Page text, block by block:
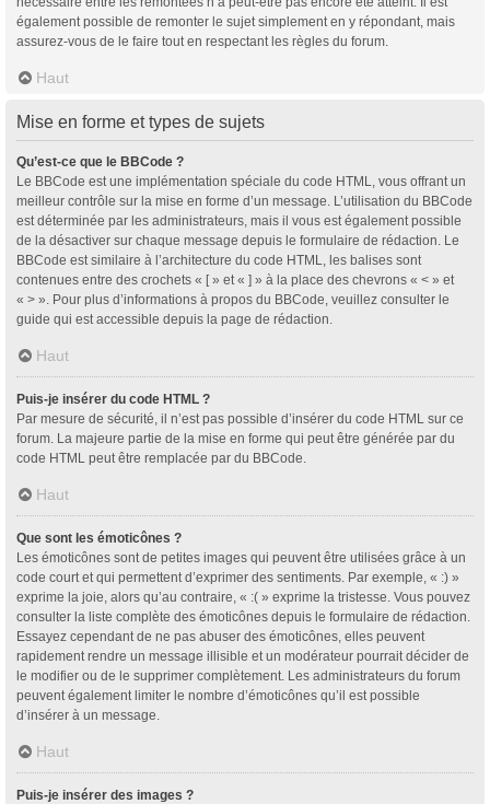
également possible de remonter le sujet simplement en y répondant, mais
assurez-vous de le faire tout en respectant les règles du forum.
Haut
Mise en forme et types de sujets
Qu’est-ce que le BBCode ?
Le BBCode est une implémentation spéciale du code HTML, vous offrant un
meilleur contrôle sur la mise en forme d’un message. L’utilisation du BBCode
est déterminée par les administrateurs, mais il vous est également possible
de la désactiver sur chaque message depuis le formulaire de rédaction. Le
BBCode est similaire à l’architecture du code HTML, les balises sont
contenues entre des crochets « [ » et « ] » à la place des chevrons « < » et
« > ». Pour plus d’informations à propos du BBCode, veuillez consulter le
guide qui est accessible depuis la page de rédaction.
Haut
Puis-je insérer du code HTML ?
Par mesure de sécurité, il n’est pas possible d’insérer du code HTML sur ce
forum. La majeure partie de la mise en forme qui peut être générée par du
code HTML peut être remplacée par du BBCode.
Haut
Que sont les émoticônes ?
Les émoticônes sont de petites images qui peuvent être utilisées grâce à un
code court et qui permettent d’exprimer des sentiments. Par exemple, « :) »
exprime la joie, alors qu’au contraire, « :( » exprime la tristesse. Vous pouvez
consulter la liste complète des émoticônes depuis le formulaire de rédaction.
Essayez cependant de ne pas abuser des émoticônes, elles peuvent
rapidement rendre un message illisible et un modérateur pourrait décider de
le modifier ou de le supprimer complètement. Les administrateurs du forum
peuvent également limiter le nombre d’émoticônes qu’il est possible
d’insérer à un message.
Haut
Puis-je insérer des images ?